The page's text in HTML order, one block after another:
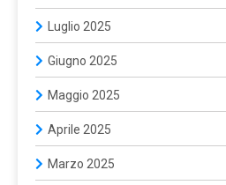
Luglio 2025
Giugno 2025
Maggio 2025
Aprile 2025
Marzo 2025